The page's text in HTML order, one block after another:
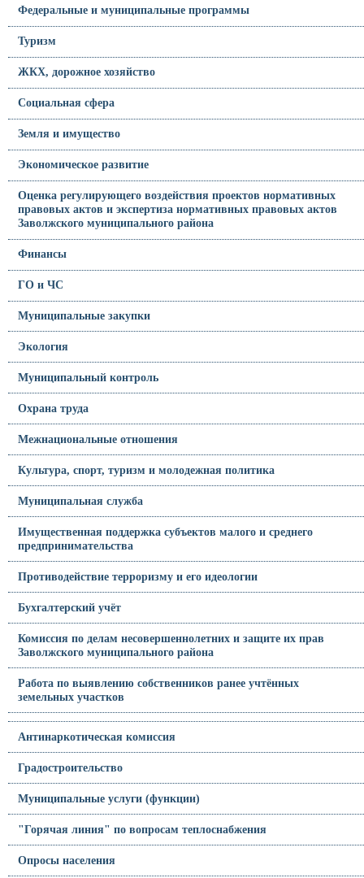
Федеральные и муниципальные программы
Туризм
ЖКХ, дорожное хозяйство
Социальная сфера
Земля и имущество
Экономическое развитие
Оценка регулирующего воздействия проектов нормативных
правовых актов и экспертиза нормативных правовых актов
Заволжского муниципального района
Финансы
ГО и ЧС
Муниципальные закупки
Экология
Муниципальный контроль
Охрана труда
Межнациональные отношения
Культура, спорт, туризм и молодежная политика
Муниципальная служба
Имущественная поддержка субъектов малого и среднего
предпринимательства
Противодействие терроризму и его идеологии
Бухгалтерский учёт
Комиссия по делам несовершеннолетних и защите их прав
Заволжского муниципального района
Работа по выявлению собственников ранее учтённых
земельных участков
Антинаркотическая комиссия
Градостроительство
Муниципальные услуги (функции)
"Горячая линия" по вопросам теплоснабжения
Опросы населения